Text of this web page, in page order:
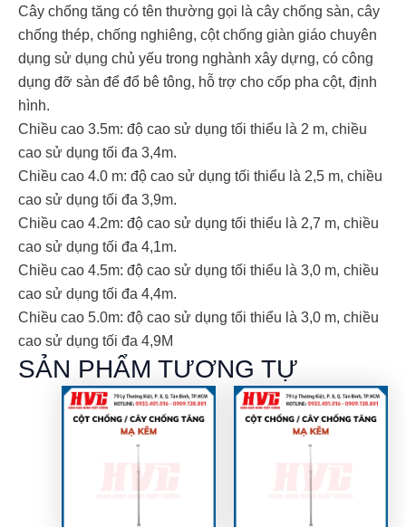
Cây chống tăng có tên thường gọi là cây chống sàn, cây
chống thép, chống nghiêng, cột chống giàn giáo chuyên
dụng sử dụng chủ yếu trong nghành xây dựng, có công
dụng đỡ sàn để đổ bê tông, hỗ trợ cho cốp pha cột, định
hình.
Chiều cao 3.5m: độ cao sử dụng tối thiểu là 2 m, chiều
cao sử dụng tối đa 3,4m.
Chiều cao 4.0 m: độ cao sử dụng tối thiểu là 2,5 m, chiều
cao sử dụng tối đa 3,9m.
Chiều cao 4.2m: độ cao sử dụng tối thiểu là 2,7 m, chiều
cao sử dụng tối đa 4,1m.
Chiều cao 4.5m: độ cao sử dụng tối thiểu là 3,0 m, chiều
cao sử dụng tối đa 4,4m.
Chiều cao 5.0m: độ cao sử dụng tối thiểu là 3,0 m, chiều
cao sử dụng tối đa 4,9M
SẢN PHẨM TƯƠNG TỰ